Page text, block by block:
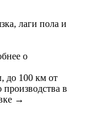
лаги пола и
о
до 100 км от
в
→